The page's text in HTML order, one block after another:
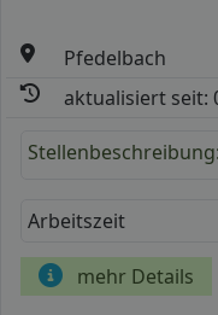
Pfedelbach
aktualisiert seit:
Stellenbeschreibung:
Arbeitszeit
mehr Details